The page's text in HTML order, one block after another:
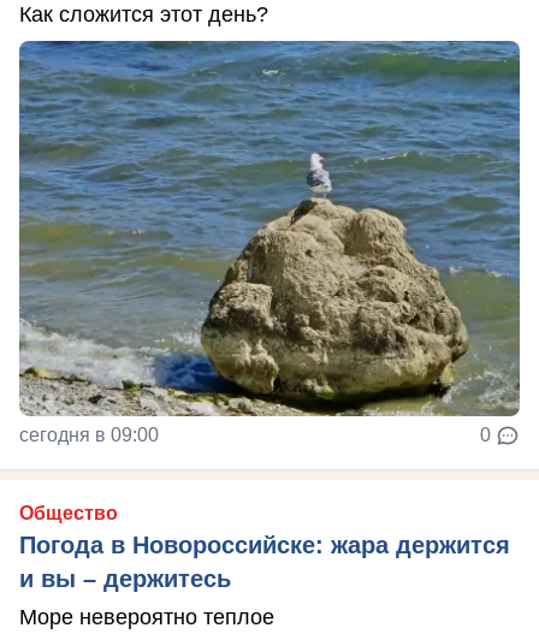
Как сложится этот день?
сегодня в 09:00 0
Общество
Погода в Новороссийске: жара держится
и вы – держитесь
Море невероятно теплое